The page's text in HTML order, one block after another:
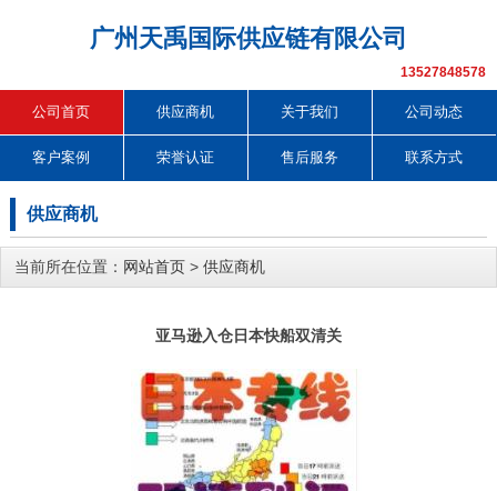
广州天禹国际供应链有限公司
13527848578
公司首页 供应商机 关于我们 公司动态
客户案例 荣誉认证 售后服务 联系方式
供应商机
当前所在位置： 网站首页 > 供应商机
亚马逊入仓日本快船双清关